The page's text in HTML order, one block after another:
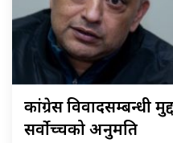
कांग्रेस विवादसम्बन्धी
सर्वोच्चको अनुमति